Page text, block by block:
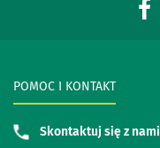
POMOC I KONTAKT
Skontaktuj się z nami